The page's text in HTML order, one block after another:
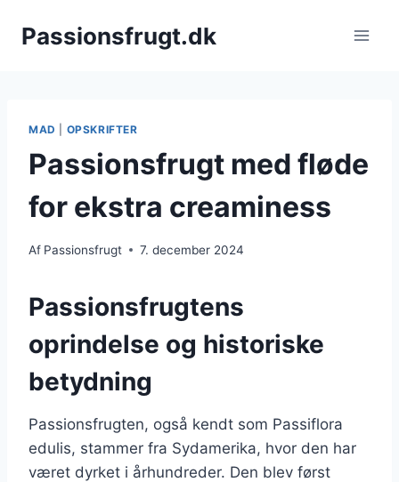
Passionsfrugt.dk
MAD OPSKRIFTER
Passionsfrugt med fløde
for ekstra creaminess
Af Passionsfrugt 7. december 2024
Passionsfrugtens
oprindelse og historiske
betydning
Passionsfrugten, også kendt som Passiflora
edulis, stammer fra Sydamerika, hvor den har
været dyrket i århundreder. Den blev først